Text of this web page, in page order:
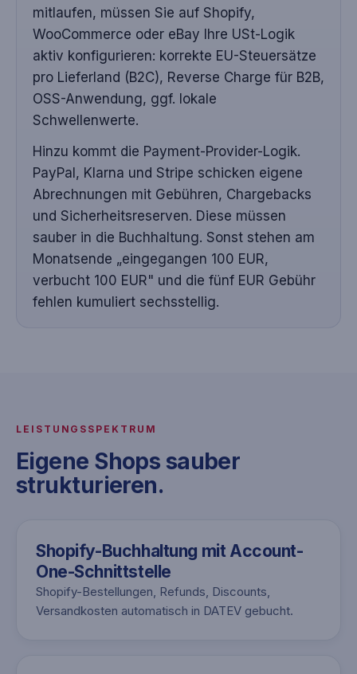
mitlaufen, müssen Sie auf Shopify,
WooCommerce oder eBay Ihre USt-Logik
aktiv konfigurieren: korrekte EU-Steuersätze
pro Lieferland (B2C), Reverse Charge für B2B,
OSS-Anwendung, ggf. lokale
Schwellenwerte.
Hinzu kommt die Payment-Provider-Logik.
PayPal, Klarna und Stripe schicken eigene
Abrechnungen mit Gebühren, Chargebacks
und Sicherheitsreserven. Diese müssen
sauber in die Buchhaltung. Sonst stehen am
Monatsende „eingegangen 100 EUR,
verbucht 100 EUR" und die fünf EUR Gebühr
fehlen kumuliert sechsstellig.
LEISTUNGSSPEKTRUM
Eigene Shops sauber
strukturieren.
Shopify-Buchhaltung mit Account-
One-Schnittstelle
Shopify-Bestellungen, Refunds, Discounts,
Versandkosten automatisch in DATEV gebucht.